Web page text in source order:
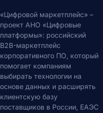
«Цифровой маркетплейс» –
проект АНО «Цифровые
платформы»: российский
B2B-маркетплейс
корпоративного ПО, который
помогает компаниям
выбирать технологии на
основе данных и расширять
клиентскую базу
поставщиков в России, ЕАЭС